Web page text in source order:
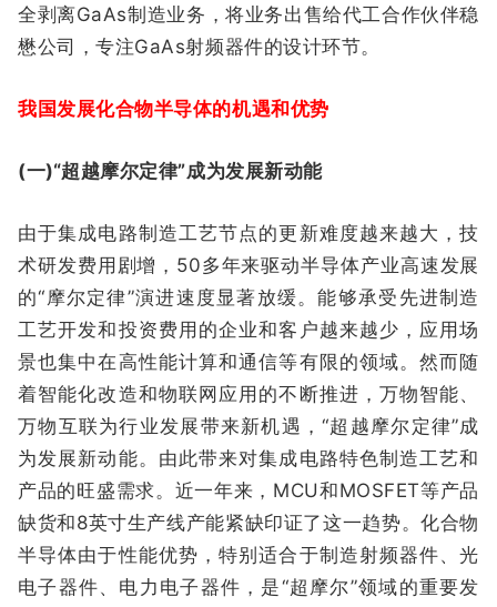
全剥离GaAs制造业务，将业务出售给代工合作伙伴稳
懋公司，专注GaAs射频器件的设计环节。
我国发展化合物半导体的机遇和优势
(一)“超越摩尔定律”成为发展新动能
由于集成电路制造工艺节点的更新难度越来越大，技
术研发费用剧增，50多年来驱动半导体产业高速发展
的“摩尔定律”演进速度显著放缓。能够承受先进制造
工艺开发和投资费用的企业和客户越来越少，应用场
景也集中在高性能计算和通信等有限的领域。然而随
着智能化改造和物联网应用的不断推进，万物智能、
万物互联为行业发展带来新机遇，“超越摩尔定律”成
为发展新动能。由此带来对集成电路特色制造工艺和
产品的旺盛需求。近一年来，MCU和MOSFET等产品
缺货和8英寸生产线产能紧缺印证了这一趋势。化合物
半导体由于性能优势，特别适合于制造射频器件、光
电子器件、电力电子器件，是“超摩尔”领域的重要发